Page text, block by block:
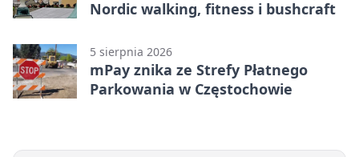
Nordic walking, fitness i bushcraft
5 sierpnia 2026
mPay znika ze Strefy Płatnego
Parkowania w Częstochowie